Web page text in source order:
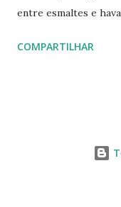
entre esmaltes e
BUSCA
COMPARTILHAR